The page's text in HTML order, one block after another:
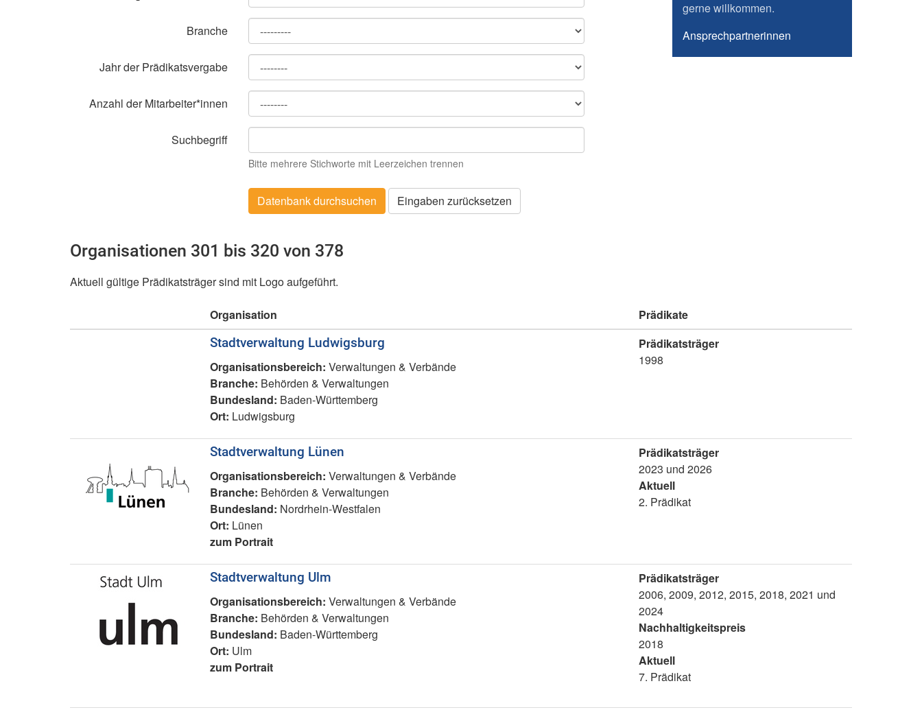
Branche
Jahr der Prädikatsvergabe
Anzahl der Mitarbeiter*innen
Suchbegriff
Bitte mehrere Stichworte mit Leerzeichen trennen
Datenbank durchsuchen Eingaben zurücksetzen
gerne willkommen.
Ansprechpartnerinnen
Organisationen 301 bis 320 von 378
Aktuell gültige Prädikatsträger sind mit Logo aufgeführt.
Organisation
Prädikate
Stadtverwaltung Ludwigsburg
Organisationsbereich: Verwaltungen & Verbände
Branche: Behörden & Verwaltungen
Bundesland: Baden-Württemberg
Ort: Ludwigsburg
Prädikatsträger
1998
Stadtverwaltung Lünen
Organisationsbereich: Verwaltungen & Verbände
Branche: Behörden & Verwaltungen
Bundesland: Nordrhein-Westfalen
Ort: Lünen
zum Portrait
Prädikatsträger
2023 und 2026
Aktuell
2. Prädikat
Stadtverwaltung Ulm
Organisationsbereich: Verwaltungen & Verbände
Branche: Behörden & Verwaltungen
Bundesland: Baden-Württemberg
Ort: Ulm
zum Portrait
Prädikatsträger
2006, 2009, 2012, 2015, 2018, 2021 und
2024
Nachhaltigkeitspreis
2018
Aktuell
7. Prädikat